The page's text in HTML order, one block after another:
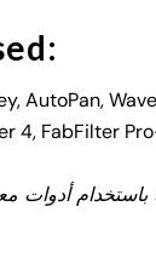
AutoPan,
4, FabFilter
أدوات